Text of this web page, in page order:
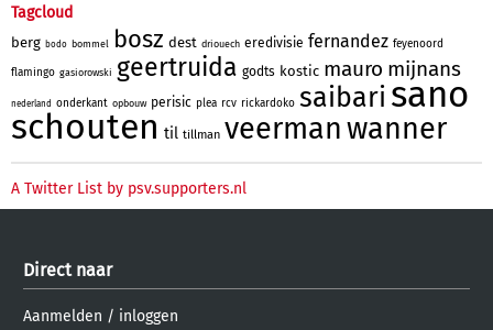
Tagcloud
berg bodo bommel bosz dest driouech eredivisie fernandez feyenoord
flamingo gasiorowski geertruida godts kostic mauro mijnans
nederland onderkant opbouw perisic plea rcv rickardoko saibari sano
schouten til tillman veermanwanner
A Twitter List by psv.supporters.nl
Direct naar
Aanmelden / inloggen